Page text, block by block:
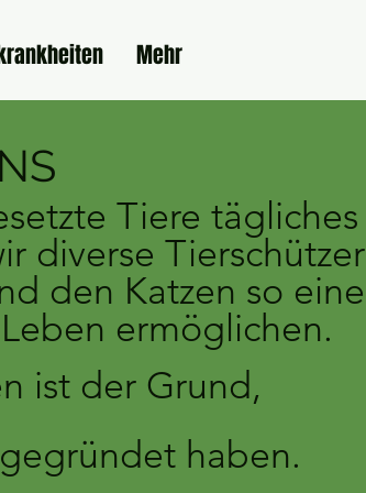
Mehr
Tiere tägliches
diverse Tierschützer
den Katzen so eine
ermöglichen.
ist der Grund,
haben.